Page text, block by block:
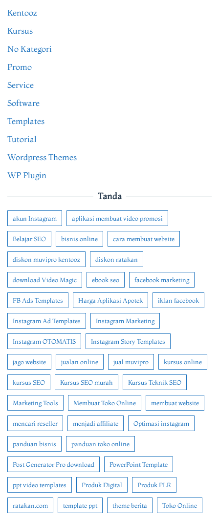
Kentooz
Kursus
No Kategori
Promo
Service
Software
Templates
Tutorial
Wordpress Themes
WP Plugin
Tanda
akun Instagram aplikasi membuat video promosi
Belajar SEO bisnis online cara membuat website
diskon muvipro kentooz diskon ratakan
download Video Magic ebook seo facebook marketing
FB Ads Templates Harga Aplikasi Apotek iklan facebook
Instagram Ad Templates Instagram Marketing
Instagram OTOMATIS Instagram Story Templates
jago website jualan online jual muvipro kursus online
kursus SEO Kursus SEO murah Kursus Teknik SEO
Marketing Tools Membuat Toko Online membuat website
mencari reseller menjadi affiliate Optimasi instagram
panduan bisnis panduan toko online
Post Generator Pro download PowerPoint Template
ppt video templates Produk Digital Produk PLR
ratakan.com template ppt theme berita Toko Online